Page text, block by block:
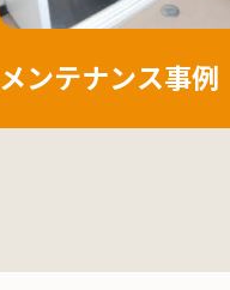
メンテナンス事例